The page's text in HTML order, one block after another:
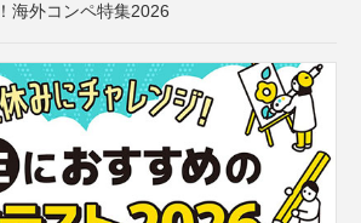
海外コンペ特集2026